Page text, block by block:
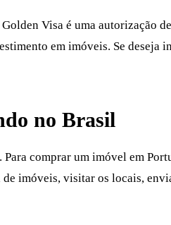
Visa é uma autorização
em imóveis. Se deseja
no Brasil
comprar um imóvel em
imóveis, visitar os locais,